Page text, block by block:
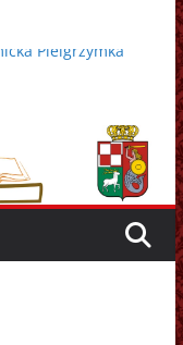
Pielgrzymka
Apel